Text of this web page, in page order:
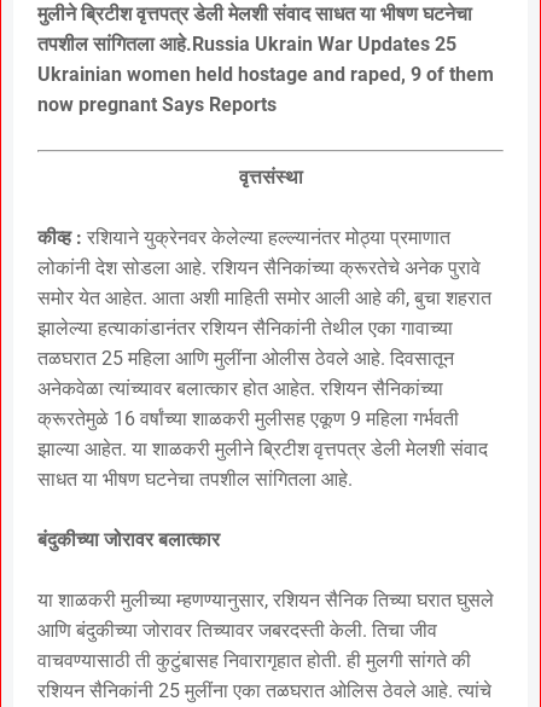
मुलीने ब्रिटीश वृत्तपत्र डेली मेलशी संवाद साधत या भीषण घटनेचा
तपशील सांगितला आहे.Russia Ukrain War Updates 25
Ukrainian women held hostage and raped, 9 of them
now pregnant Says Reports
वृत्तसंस्था
कीव्ह : रशियाने युक्रेनवर केलेल्या हल्ल्यानंतर मोठ्या प्रमाणात
लोकांनी देश सोडला आहे. रशियन सैनिकांच्या क्रूरतेचे अनेक पुरावे
समोर येत आहेत. आता अशी माहिती समोर आली आहे की, बुचा शहरात
झालेल्या हत्याकांडानंतर रशियन सैनिकांनी तेथील एका गावाच्या
तळघरात 25 महिला आणि मुलींना ओलीस ठेवले आहे. दिवसातून
अनेकवेळा त्यांच्यावर बलात्कार होत आहेत. रशियन सैनिकांच्या
क्रूरतेमुळे 16 वर्षांच्या शाळकरी मुलीसह एकूण 9 महिला गर्भवती
झाल्या आहेत. या शाळकरी मुलीने ब्रिटीश वृत्तपत्र डेली मेलशी संवाद
साधत या भीषण घटनेचा तपशील सांगितला आहे.
बंदुकीच्या जोरावर बलात्कार
या शाळकरी मुलीच्या म्हणण्यानुसार, रशियन सैनिक तिच्या घरात घुसले
आणि बंदुकीच्या जोरावर तिच्यावर जबरदस्ती केली. तिचा जीव
वाचवण्यासाठी ती कुटुंबासह निवारागृहात होती. ही मुलगी सांगते की
रशियन सैनिकांनी 25 मुलींना एका तळघरात ओलिस ठेवले आहे. त्यांचे